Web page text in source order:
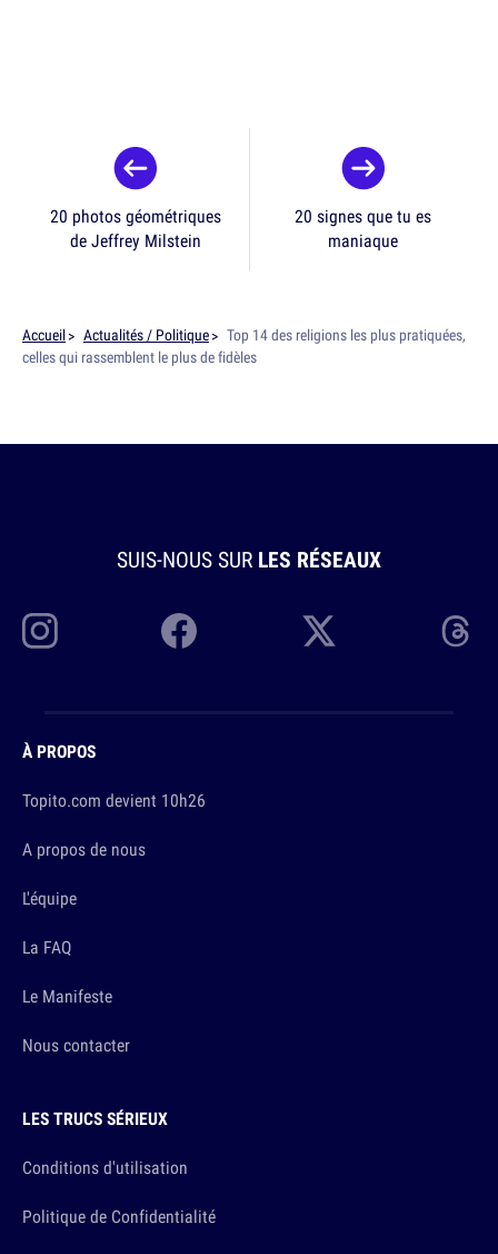
20 photos géométriques
de Jeffrey Milstein
20 signes que tu es
maniaque
Accueil Actualités / Politique
Top 14 des religions les plus pratiquées,
celles qui rassemblent le plus de fidèles
SUIS-NOUS SUR LES RÉSEAUX
À PROPOS
Topito.com devient 10h26
A propos de nous
L'équipe
La FAQ
Le Manifeste
Nous contacter
LES TRUCS SÉRIEUX
Conditions d'utilisation
Politique de Confidentialité